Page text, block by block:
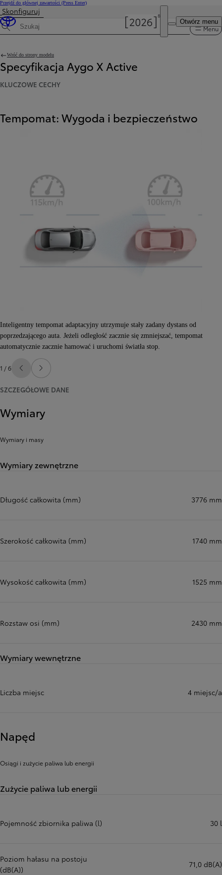
Przejdź do głównej zawartości (Press Enter)
Otwórz menu
Skonfiguruj
Wyszukaj dane techniczne Menu
Wróć do strony modelu
Specyfikacja Aygo X Active
KLUCZOWE CECHY
Tempomat: Wygoda i bezpieczeństwo
Inteligentny tempomat adaptacyjny utrzymuje stały zadany dystans od
poprzedzającego auta. Jeżeli odległość zacznie się zmniejszać, tempomat
automatycznie zacznie hamować i uruchomi światła stop.
1 / 6 PoprzedniNastępny
SZCZEGÓŁOWE DANE
Wymiary
Wymiary i masy
Wymiary zewnętrzne
Długość całkowita (mm) 3776 mm
Szerokość całkowita (mm) 1740 mm
Wysokość całkowita (mm) 1525 mm
Rozstaw osi (mm) 2430 mm
Wymiary wewnętrzne
Liczba miejsc 4 miejsc/a
Napęd
Osiągi i zużycie paliwa lub energii
Zużycie paliwa lub energii
Pojemność zbiornika paliwa (l) 30 l
Poziom hałasu na postoju
(dB(A))
71,0 dB(A)